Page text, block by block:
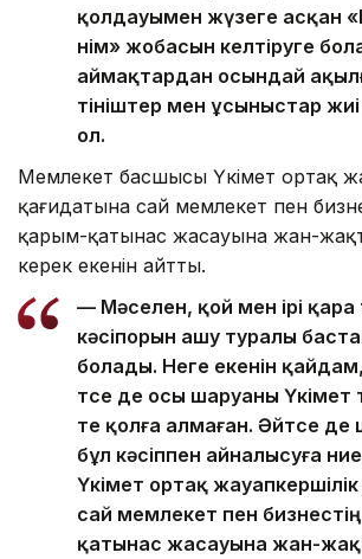
қолдауымен жүзеге асқан
өнім» жобасын келтіруге
аймақтардан осындай
өтініштер мен ұсыныстар
ол.
Мемлекет басшысы Үкімет ортақ
қағидатына сай мемлекет пен
қарым-қатынас жасауына жан-
керек екенін айтты.
— Мәселен, қой мен ірі қара
кәсіпорын ашу туралы
болады. Неге екенін
өтсе де осы шаруаны Үкімет
те қолға алмаған. Әйтсе де
бұл кәсіппен айналысуға
Үкімет ортақ
сай мемлекет пен
қатынас жасауына жан-